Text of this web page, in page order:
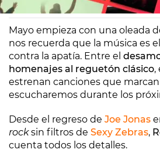
Madrid
02/05/2025 12:08
Mayo empieza con una oleada
nos recuerda que la música es
contra la apatía. Entre el
homenajes al reguetón clásico,
estrenan canciones que
escucharemos durante los
Desde el regreso de Joe Jonas
rocksin filtros de Sexy Zebras,
cuenta todos los detalles.